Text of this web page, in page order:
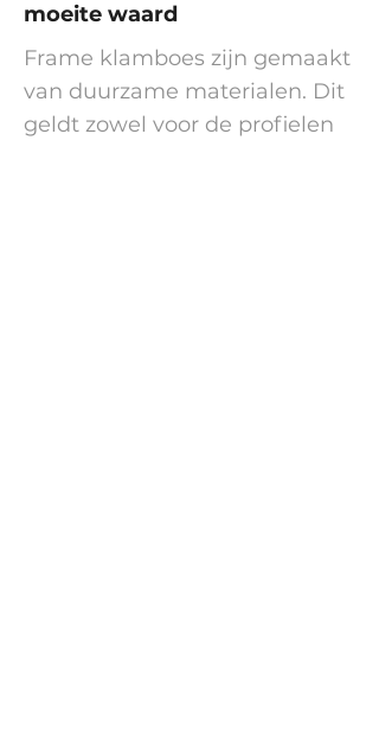
moeite waard
Frame klamboes zijn gemaakt
van duurzame materialen. Dit
geldt zowel voor de profielen